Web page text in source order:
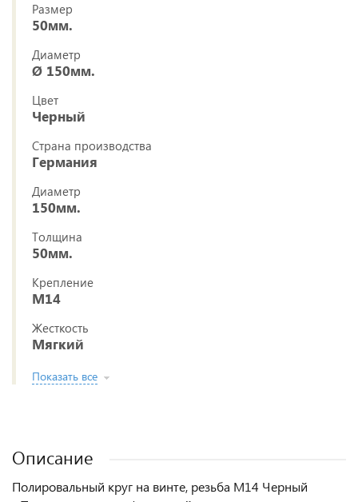
Размер
50мм.
Диаметр
Ø 150мм.
Цвет
Черный
Страна производства
Германия
Диаметр
150мм.
Толщина
50мм.
Крепление
М14
Жесткость
Мягкий
Показать все
Описание
Полировальный круг на винте, резьба М14 Черный